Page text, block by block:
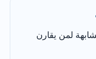
لمن يقارن